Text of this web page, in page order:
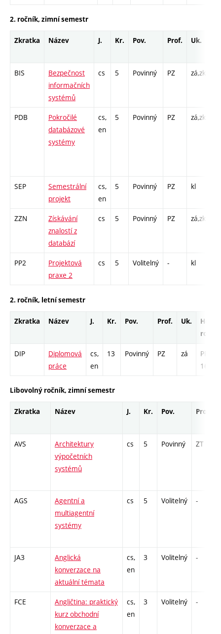
2. ročník, zimní semestr
Zkratka Název J. Kr. Pov. Prof. Uk.
BIS
Bezpečnost
informačních
systémů
cs 5 Povinný PZ zá,zk
PDB
Pokročilé
databázové
systémy
cs,
en
5 Povinný PZ zá,zk
SEP
Semestrální
projekt
cs,
en
5 Povinný PZ kl
ZZN
Získávání
znalostí z
databází
cs 5 Povinný PZ zá,zk
PP2
Projektová
praxe 2
cs 5 Volitelný - kl
2. ročník, letní semestr
Zkratka Název J. Kr. Pov. Prof. Uk.
Hod.
DIP
Diplomová
práce
cs,
en
13 Povinný PZ zá
PR -
169
Libovolný ročník, zimní semestr
Zkratka Název J. Kr. Pov. Prof.
AVS
Architektury
výpočetních
systémů
cs 5 Povinný ZT
AGS
Agentní a
multiagentní
systémy
cs 5 Volitelný -
JA3
Anglická
konverzace na
aktuální témata
cs,
en
3 Volitelný -
FCE
Angličtina: praktický
kurz obchodní
konverzace a
cs,
en
3 Volitelný -